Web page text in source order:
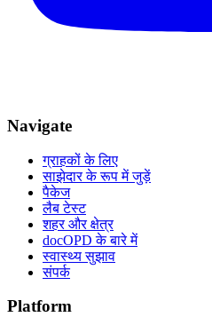
Navigate
ग्राहकों के लिए
साझेदार के रूप में जुड़ें
पैकेज
लैब टेस्ट
शहर और क्षेत्र
docOPD के बारे में
स्वास्थ्य सुझाव
संपर्क
Platform